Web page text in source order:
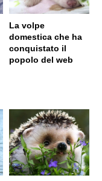
La volpe
domestica che ha
conquistato il
popolo del web